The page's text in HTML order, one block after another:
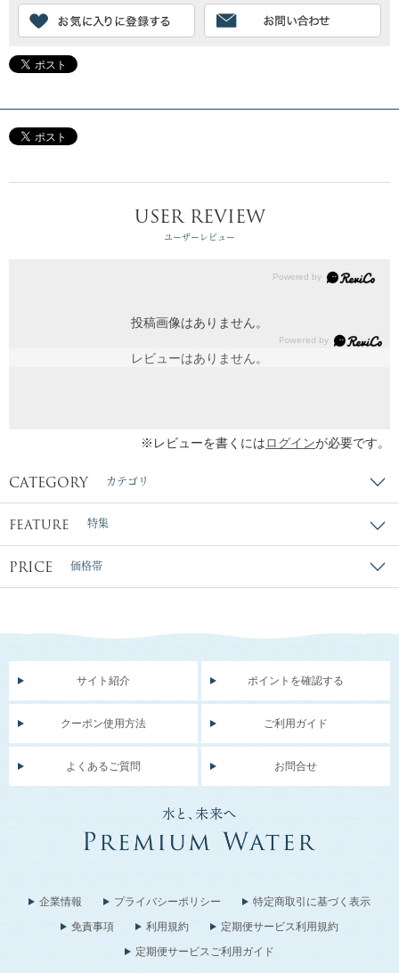
USER REVIEW
ユーザーレビュー
投稿画像はありません。
レビューはありません。
※レビューを書くにはログインが必要です。
CATEGORY カテゴリ
FEATURE 特集
PRICE 価格帯
サイト紹介 ポイントを確認する
クーポン使用方法 ご利用ガイド
よくあるご質問 お問合せ
企業情報 プライバシーポリシー
特定商取引に基づく表示
免責事項
利用規約
定期便サービス利用規約
定期便サービスご利用ガイド